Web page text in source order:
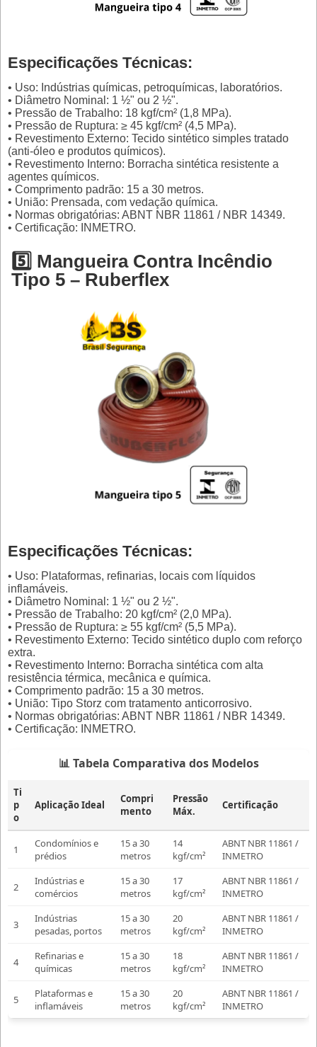
Especificações Técnicas:
• Uso: Indústrias químicas, petroquímicas, laboratórios.
• Diâmetro Nominal: 1 ½" ou 2 ½".
• Pressão de Trabalho: 18 kgf/cm² (1,8 MPa).
• Pressão de Ruptura: ≥ 45 kgf/cm² (4,5 MPa).
• Revestimento Externo: Tecido sintético simples tratado
(anti-óleo e produtos químicos).
• Revestimento Interno: Borracha sintética resistente a
agentes químicos.
• Comprimento padrão: 15 a 30 metros.
• União: Prensada, com vedação química.
• Normas obrigatórias: ABNT NBR 11861 / NBR 14349.
• Certificação: INMETRO.
5️⃣ Mangueira Contra Incêndio
Tipo 5 – Ruberflex
Especificações Técnicas:
• Uso: Plataformas, refinarias, locais com líquidos
inflamáveis.
• Diâmetro Nominal: 1 ½" ou 2 ½".
• Pressão de Trabalho: 20 kgf/cm² (2,0 MPa).
• Pressão de Ruptura: ≥ 55 kgf/cm² (5,5 MPa).
• Revestimento Externo: Tecido sintético duplo com reforço
extra.
• Revestimento Interno: Borracha sintética com alta
resistência térmica, mecânica e química.
• Comprimento padrão: 15 a 30 metros.
• União: Tipo Storz com tratamento anticorrosivo.
• Normas obrigatórias: ABNT NBR 11861 / NBR 14349.
• Certificação: INMETRO.
📊 Tabela Comparativa dos Modelos
Ti
p
o
Aplicação Ideal
Compri
mento
Pressão
Máx.
Certificação
1
Condomínios e
prédios
15 a 30
metros
14
kgf/cm²
ABNT NBR 11861 /
INMETRO
2
Indústrias e
comércios
15 a 30
metros
17
kgf/cm²
ABNT NBR 11861 /
INMETRO
3
Indústrias
pesadas, portos
15 a 30
metros
20
kgf/cm²
ABNT NBR 11861 /
INMETRO
4
Refinarias e
químicas
15 a 30
metros
18
kgf/cm²
ABNT NBR 11861 /
INMETRO
5
Plataformas e
inflamáveis
15 a 30
metros
20
kgf/cm²
ABNT NBR 11861 /
INMETRO